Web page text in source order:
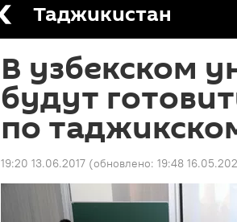
Таджикистан
В узбекском
будут
по
19:20 13.06.2017 (обновлено: 19:48